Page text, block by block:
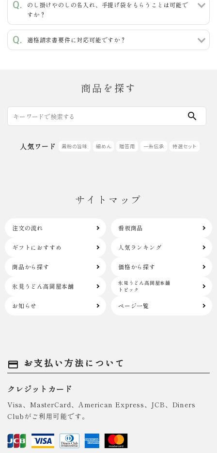
のし掛けやのしの名入れ、手提げ袋をもらうことは可能で
すか？
適格請求書要件に対応可能ですか？
商品を探す
search
人気ワード 澱粉の旨味 細めん 贈答用 一糸伝承 特選セット
サイトマップ
注文の流れ 看板商品
ギフトにおすすめ 人気ランキング
商品から探す 価格から探す
氷見うどん高岡屋本舗
氷見うどん高岡屋本舗
トピック
お知らせ ページ一覧
payment お支払い方法について
クレジットカード
Visa、MasterCard、American Express、JCB、Diners
Clubがご利用可能です。